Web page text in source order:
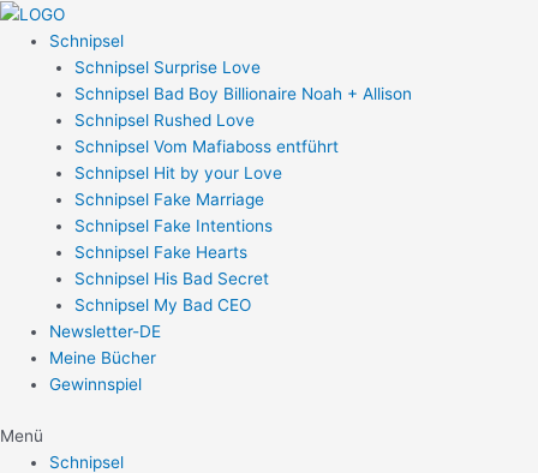
Zum
Inhalt
springen
Schnipsel
Schnipsel Surprise Love
Schnipsel Bad Boy Billionaire Noah + Allison
Schnipsel Rushed Love
Schnipsel Vom Mafiaboss entführt
Schnipsel Hit by your Love
Schnipsel Fake Marriage
Schnipsel Fake Intentions
Schnipsel Fake Hearts
Schnipsel His Bad Secret
Schnipsel My Bad CEO
Newsletter-DE
Meine Bücher
Gewinnspiel
Menü
Schnipsel
Post
navigation